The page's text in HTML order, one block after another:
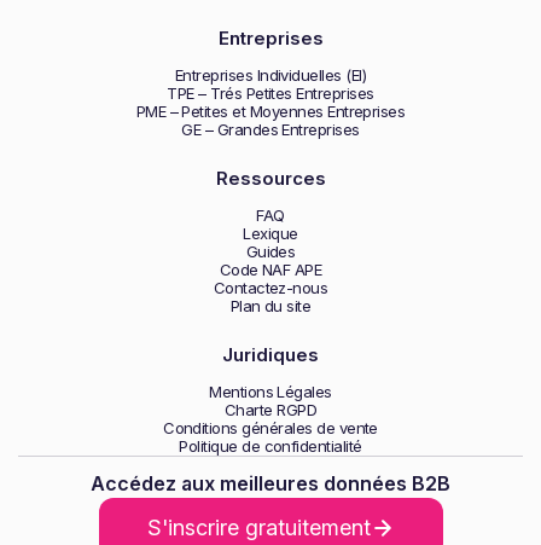
Entreprises
Entreprises Individuelles (EI)
TPE – Trés Petites Entreprises
PME – Petites et Moyennes Entreprises
GE – Grandes Entreprises
Ressources
FAQ
Lexique
Guides
Code NAF APE
Contactez-nous
Plan du site
Juridiques
Mentions Légales
Charte RGPD
Conditions générales de vente
Politique de confidentialité
Accédez aux meilleures données B2B
S'inscrire gratuitement